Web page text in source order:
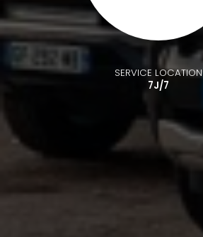
SERVICE LOCATION
7J/7